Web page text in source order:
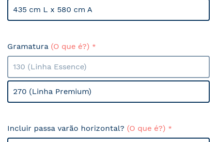
435 cm L x 580 cm A
Gramatura (O que é?)
130 (Linha Essence)
270 (Linha Premium)
Incluir passa varão horizontal? (O que é?)